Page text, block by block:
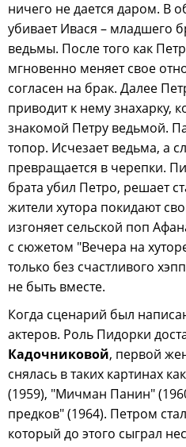
ничего не дается даром. В
убивает Ивася – младшего
ведьмы. После того как
мгновенно меняет свое
согласен на брак. Далее
приводит к нему знахарку,
знакомой Петру ведьмой.
топор. Исчезает ведьма, а
превращается в черепки.
брата убил Петро, решает
жители хутора покидают
изгоняет сельской поп
с сюжетом "Вечера на
только без счастливого
не быть вместе.
Когда сценарий был
актеров. Роль Пидорки
Кадочниковой, первой
снялась в таких картинах
(1959), "Мичман Панин"
предков" (1964). Петром стал
который до этого сыграл